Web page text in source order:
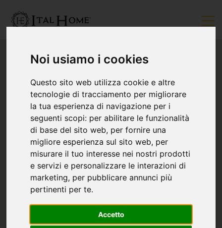
Noi usiamo i cookies
Questo sito web utilizza cookie e altre
tecnologie di tracciamento per migliorare
la tua esperienza di navigazione per i
seguenti scopi: per abilitare le funzionalità
di base del sito web, per fornire una
migliore esperienza sul sito web, per
misurare il tuo interesse nei nostri prodotti
e servizi e personalizzare le interazioni di
marketing, per pubblicare annunci più
pertinenti per te.
Accetto